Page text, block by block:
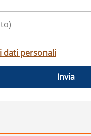
dati personali
Invia